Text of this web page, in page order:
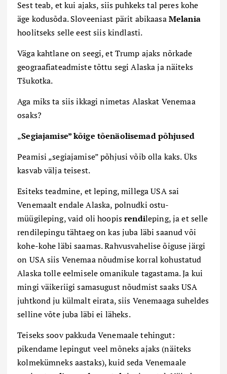
Sest teab, et kui ajaks, siis puhkeks tal peres kohe
äge kodusõda. Sloveeniast pärit abikaasaMelania
hoolitseks selle eest siis kindlasti.
Väga kahtlane on seegi, et Trump ajaks nõrkade
geograafiateadmiste tõttu segi Alaska ja näiteks
Tšukotka.
Aga miks ta siis ikkagi nimetas Alaskat Venemaa
osaks?
„Segiajamise” kõige tõenäolisemad põhjused
Peamisi „segiajamise” põhjusi võib olla kaks. Üks
kasvab välja teisest.
Esiteks teadmine, et leping, millega USA sai
Venemaalt endale Alaska, polnudki ostu-
müügileping, vaid oli hoopisrendileping, ja et selle
rendilepingu tähtaeg on kas juba läbi saanud või
kohe-kohe läbi saamas. Rahvusvahelise õiguse järgi
on USA siis Venemaa nõudmise korral kohustatud
Alaska tolle eelmisele omanikule tagastama. Ja kui
mingi väikeriigi samasugust nõudmist saaks USA
juhtkond ju külmalt eirata, siis Venemaaga suheldes
selline võte juba läbi ei läheks.
Teiseks soov pakkuda Venemaale tehingut:
pikendame lepingut veel mõneks ajaks (näiteks
kolmekümneks aastaks), kuid seda Venemaale